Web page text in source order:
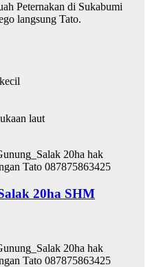
Peternakan di Sukabumi
langsung Tato.
laut
20ha hak
Tato 087875863425
20ha SHM
20ha hak
Tato 087875863425